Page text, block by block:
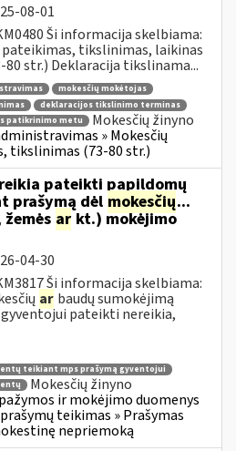
08-01
Ši informacija skelbiama:
tikslinimas, laikinas
str.) Deklaracija tikslinama...
mokesčių mokėtojas
deklaracijos tikslinimo terminas
patikrinimo metu
Mokesčių žinyno
» Mokesčių
tikslinimas (73-80 str.)
pateikti papildomų
prašymą dėl mokesčių...
ar kt.) mokėjimo
04-30
Ši informacija skelbiama:
ar baudų sumokėjimą
pateikti nereikia,
teikiant mps prašymą gyventojui
Mokesčių žinyno
ir mokėjimo duomenys
teikimas » Prašymas
nepriemoką